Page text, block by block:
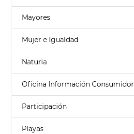
Mayores
Mujer e Igualdad
Naturia
Oficina Información Consumidor
Participación
Playas